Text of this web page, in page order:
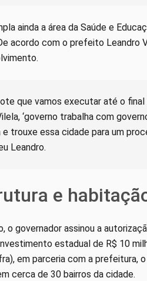
ainda a área da Saúde e
acordo com o prefeito Leandro
que vamos executar até o
‘governo trabalha com
e trouxe essa cidade para um
Leandro.
e
o governador assinou a
estadual de R$ 10
em parceria com a prefeitura,
cerca de 30 bairros da cidade.